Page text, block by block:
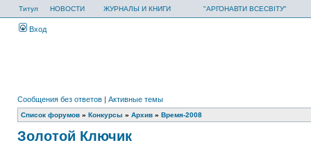
Титул НОВОСТИ ЖУРНАЛЫ И КНИГИ "АРГОНАВТИ ВСЕСВІТУ"
Вход
Сообщения без ответов | Активные темы
Список форумов » Конкурсы » Архив » Время-2008
Золотой Ключик